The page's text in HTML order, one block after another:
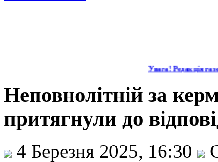
Увага! Редакція
Неповнолітній за
притягнули до
4 Березня 2025, 16:30